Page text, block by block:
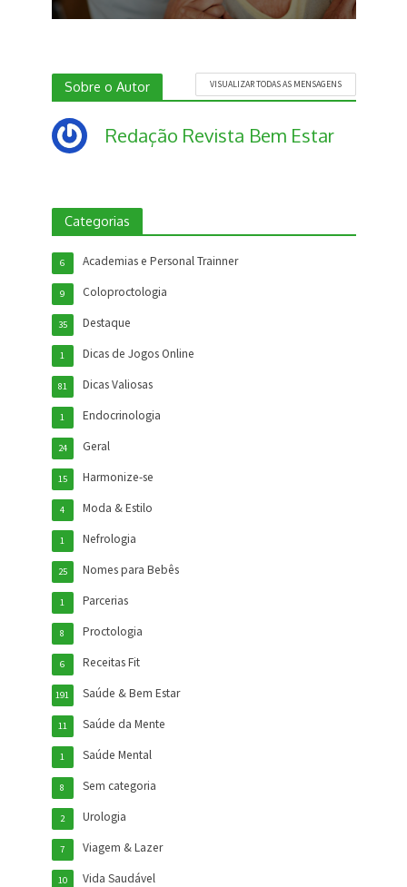
Sobre o Autor VISUALIZAR TODAS AS MENSAGENS
Redação Revista Bem Estar
Categorias
Academias e Personal Trainner
6
Coloproctologia
9
Destaque
35
Dicas de Jogos Online
1
Dicas Valiosas
81
Endocrinologia
1
Geral
24
Harmonize-se
15
Moda & Estilo
4
Nefrologia
1
Nomes para Bebês
25
Parcerias
1
Proctologia
8
Receitas Fit
6
Saúde & Bem Estar
191
Saúde da Mente
11
Saúde Mental
1
Sem categoria
8
Urologia
2
Viagem & Lazer
7
Vida Saudável
10